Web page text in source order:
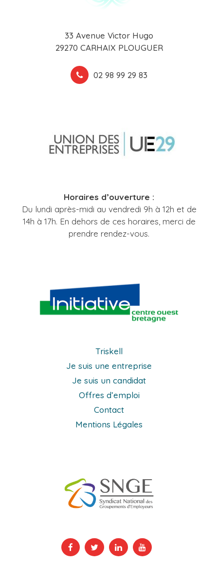
33 Avenue Victor Hugo
29270 CARHAIX PLOUGUER
02 98 99 29 83
Horaires d’ouverture :
Du lundi après-midi au vendredi 9h à 12h et de
14h à 17h. En dehors de ces horaires, merci de
prendre rendez-vous.
Triskell
Je suis une entreprise
Je suis un candidat
Offres d’emploi
Contact
Mentions Légales